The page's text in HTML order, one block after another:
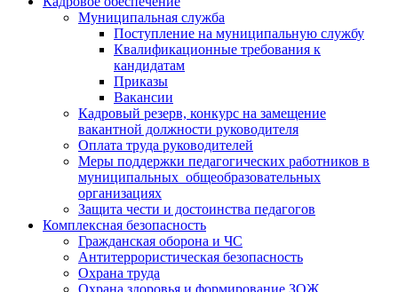
Муниципальная служба
Поступление на муниципальную службу
Квалификационные требования к
кандидатам
Приказы
Вакансии
Кадровый резерв, конкурс на замещение
вакантной должности руководителя
Оплата труда руководителей
Меры поддержки педагогических работников в
муниципальных общеобразовательных
организациях
Защита чести и достоинства педагогов
Комплексная безопасность
Гражданская оборона и ЧС
Антитеррористическая безопасность
Охрана труда